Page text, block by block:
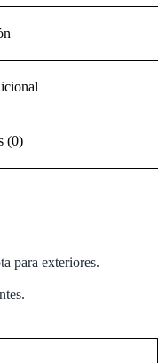
(0)
para exteriores.